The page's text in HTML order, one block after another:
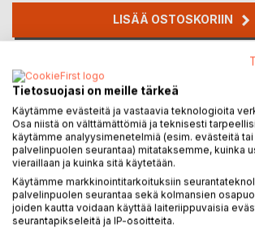
LISÄÄ OSTOSKORIIN
Lisää muistilistalle
Arvostele tuote
KUVAUS
Tietosuojasi on meille tärkeä
Käytämme evästeitä ja vastaavia teknologioita
Osa niistä on välttämättömiä ja teknisesti
käytämme analyysimenetelmiä (esim. evästeitä
palvelinpuolen seurantaa) mitataksemme, kuinka
vieraillaan ja kuinka sitä käytetään.
Käytämme markkinointitarkoituksiin
palvelinpuolen seurantaa sekä kolmansien
joiden kautta voidaan käyttää laiteriippuvaisia
seurantapikseleitä ja IP-osoitteita.